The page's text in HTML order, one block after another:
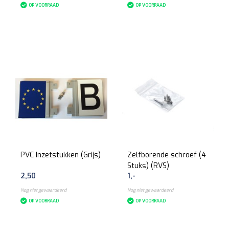
OP VOORRAAD
OP VOORRAAD
PVC Inzetstukken (Grijs)
2,50
Nog niet gewaardeerd
OP VOORRAAD
Zelfborende schroef (4
Stuks) (RVS)
1,-
Nog niet gewaardeerd
OP VOORRAAD